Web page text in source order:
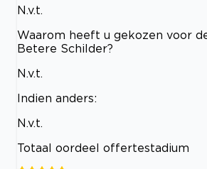
N.v.t.
Waarom heeft u gekozen voor
Betere Schilder?
N.v.t.
Indien anders:
N.v.t.
Totaal oordeel offertestadium